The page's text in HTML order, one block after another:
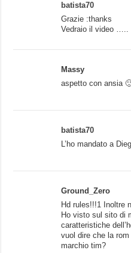
batista70
Grazie :thanks
Vedraio il video …..
Massy
aspetto con ansia
batista70
L’ho mandato a
Ground_Zero
Hd rules!!!1 Inoltre
Ho visto sul sito di
caratteristiche
vuol dire che la
marchio tim?